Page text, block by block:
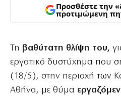
Προσθέστε την
προτιμώμενη
Τη βαθύτατη θλίψη του,
εργατικό δυστύχημα που
(18/5), στην περιοχή των
Αθήνα, με θύμα